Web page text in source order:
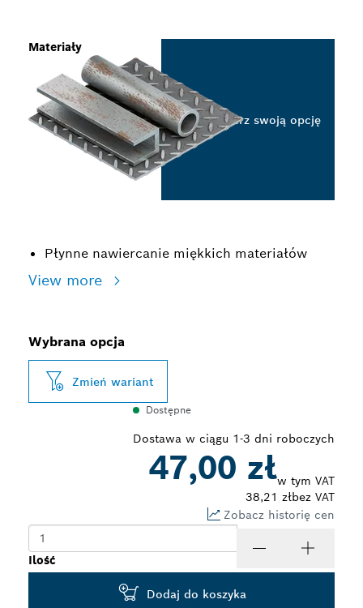
Płynne nawiercanie miękkich materiałów
View more
Materiały
Wybierz swoją opcję
Wybrana opcja
Zmień wariant
Dostępne
Dostawa w ciągu 1-3 dni roboczych
47,00 złw tym VAT
38,21 złbez VAT
Zobacz historię cen
Ilość
Dodaj do koszyka